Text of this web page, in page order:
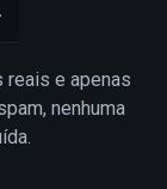
e apenas
nenhuma